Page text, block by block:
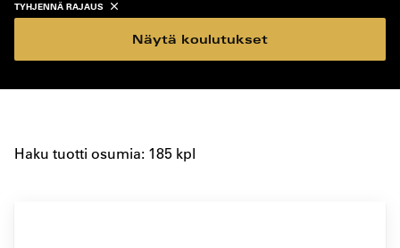
TYHJENNÄ RAJAUS
Näytä koulutukset
Haku tuotti osumia: 185 kpl